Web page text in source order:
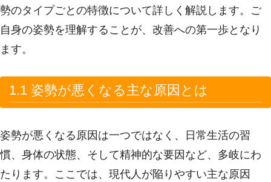
勢のタイプごとの特徴について詳しく解説します。ご
自身の姿勢を理解することが、改善への第一歩となり
ます。
1.1 姿勢が悪くなる主な原因とは
姿勢が悪くなる原因は一つではなく、日常生活の習
慣、身体の状態、そして精神的な要因など、多岐にわ
たります。ここでは、現代人が陥りやすい主な原因